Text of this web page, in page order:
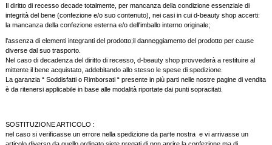
Il diritto di recesso decade totalmente, per mancanza della condizione essenziale di
integrità del bene (confezione e/o suo contenuto), nei casi in cui d-beauty shop accerti:
la mancanza della confezione esterna e/o dell'imballo interno originale;
l'assenza di elementi integranti del prodotto;il danneggiamento del prodotto per cause
diverse dal suo trasporto.
Nel caso di decadenza del diritto di recesso, d-beauty shop provvederà a restituire al
mittente il bene acquistato, addebitando allo stesso le spese di spedizione.
La garanzia “ Soddisfatti o Rimborsati “ presente in più parti nelle nostre pagine di vendita
è da ritenersi applicabile in base alle modalità riportate dai punti sopracitati.
SOSTITUZIONE ARTICOLO :
nel caso si verificasse un errore nella spedizione da parte nostra e vi arrivasse un